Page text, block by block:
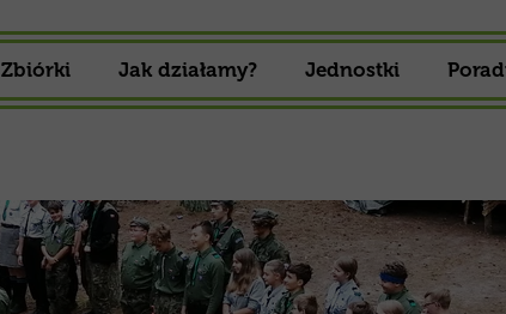
Zbiórki
Zbiórki 16 Drużyny Starszoharcerskiej
Jak działamy? Jednostki
Drużyna Harcerska
Drużyna